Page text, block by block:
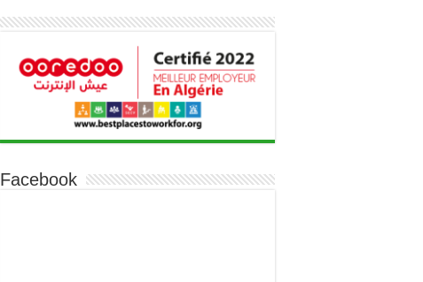
Facebook